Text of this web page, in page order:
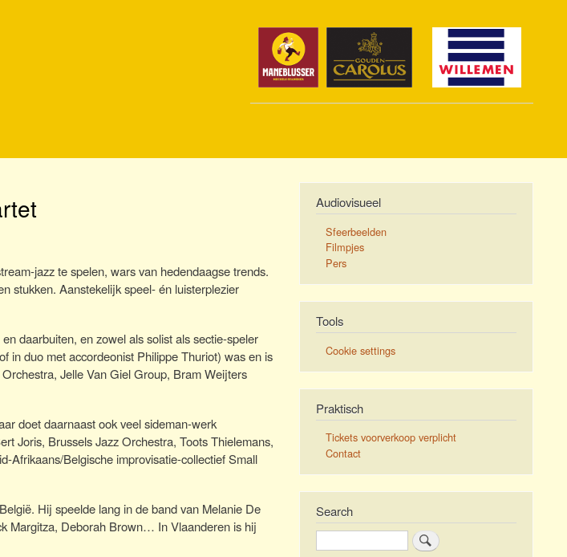
jazz te spelen, wars van hedendaagse trends.
stukken. Aanstekelijk speel- én luisterplezier
daarbuiten, en zowel als solist als sectie-speler
in duo met accordeonist Philippe Thuriot) was en is
Jelle Van Giel Group, Bram Weijters
doet daarnaast ook veel sideman-werk
Joris, Brussels Jazz Orchestra, Toots Thielemans,
Belgische improvisatie-collectief Small
Hij speelde lang in de band van Melanie De
Margitza, Deborah Brown… In Vlaanderen is hij
Audiovisueel
Sfeerbeelden
Filmpjes
Pers
Tools
Cookie settings
Praktisch
Tickets voorverkoop verplicht
Contact
Search
Zoeken